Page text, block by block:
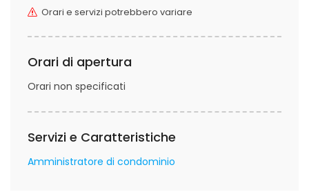
Orari e servizi potrebbero variare
Orari di apertura
Orari non specificati
Servizi e Caratteristiche
Amministratore di condominio